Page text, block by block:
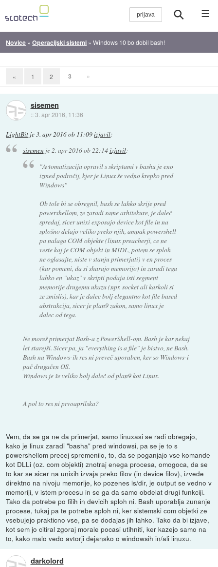
☰
Novice »Operacijski sistemi »Windows 10 bo dobil bash!
« 1 2 3 »
sisemen
::3. apr 2016, 11:36
LightBit je3. apr 2016 ob 11:09izjavil:
sisemenje2. apr 2016 ob 22:14izjavil:
"Avtomatizacija opravil s skriptami v bashu je eno
izmed področij, kjer je Linux še vedno krepko pred
Windows"
Ob tole bi se obregnil, bash se lahko skrije pred
powershellom, ze zaradi same arhitekure, je daleč
spredaj, sicer unixi exposajo device kot file in na
splošno delajo veliko preko njih, ampak powershell
pa nalaga COM objekte (linux preacherji, ce ne
veste kaj je COM objekt in MIDL, potem se sploh
ne oglasajte, niste v stanju primerjati) v en proces
(kar pomeni, da si sharajo memorijo) in zaradi tega
lahko en "ukaz" v skripti podaja isti segment
memorije drugemu ukazu (npr. socket ali karkoli si
ze zmislis), kar je dalec bolj elegantno kot file based
abstrakcija, sicer je plan9 zakon, samo linux je
dalec od tega.
Ne moreš primerjat Bash-a z PowerShell-om. Bash je kar nekaj
let starejši. Sicer pa, ja "everything is a file" je bistvo, ne Bash.
Bash na Windows-ih res ni preveč uporaben, ker so Windows-i
pač drugačen OS.
Windows je še veliko bolj daleč od plan9 kot Linux.
A pol to res ni prvoaprilska?
Vem, da se ga ne da primerjat, samo linuxasi se radi obregajo,
kako je linux zaradi "basha" pred windowsi, pa se je to s
powershellom precej spremenilo, to, da se poganjajo vse komande
kot DLLi (oz. com objekti) znotraj enega procesa, omogoca, da se
to kar se sicer na unixih izvaja preko filov (in device filov), izvede
direktno na nivoju memorije, ko pozenes ls/dir, je output se vedno v
memoriji, v istem procesu in se ga da samo obdelat drugi funkciji.
Tako da potrebe po filih in devicih sploh ni. Bash uporablja zunanje
procese, tukaj pa te potrebe sploh ni, ker sistemski com objetki ze
vsebujejo prakticno vse, pa se dodajas jih lahko. Tako da bi izjave,
kot sem jo citiral zgoraj morale pocasi utihniti, ker kazejo samo na
to, kako malo vedo avtorji dejansko o windowsih in/ali linuxu.
darkolord